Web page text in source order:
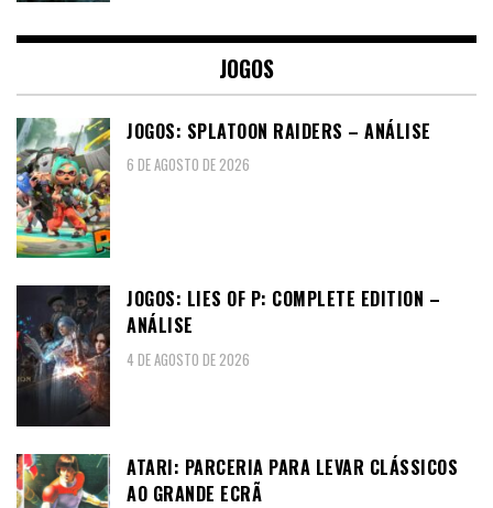
JOGOS
JOGOS: SPLATOON RAIDERS – ANÁLISE
6 DE AGOSTO DE 2026
JOGOS: LIES OF P: COMPLETE EDITION –
ANÁLISE
4 DE AGOSTO DE 2026
ATARI: PARCERIA PARA LEVAR CLÁSSICOS
AO GRANDE ECRÃ